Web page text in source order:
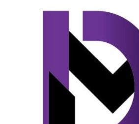
Zelenski se declară
asupra